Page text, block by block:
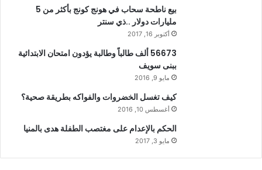
بيع ناطحة سحاب في هونج كونج بأكثر من 5
مليارات دولار ..ذي سنتر
أكتوبر 16, 2017
56673 ألف طالباً وطالبة يؤدون امتحان الابتدائية
ببنى سويف
مايو 9, 2016
كيف تغسل الخضروات والفواكه بطريقة صحية؟
أغسطس 10, 2016
الحكم بالإعدام على مغتصب الطفلة هدى بالمنيا
مايو 3, 2017